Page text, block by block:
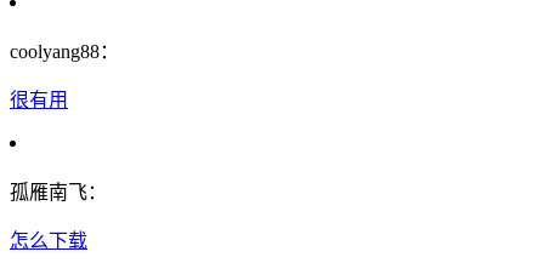
coolyang88：
很有用
孤雁南飞：
怎么下载